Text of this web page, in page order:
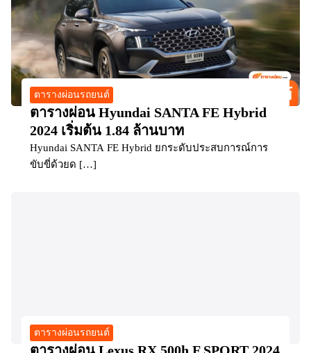
ตารางผ่อนรถยนต์
ตารางผ่อน Hyundai SANTA FE Hybrid
2024 เริ่มต้น 1.84 ล้านบาท
Hyundai SANTA FE Hybrid ยกระดับประสบการณ์การ
ขับขี่ด้วยด […]
ตารางผ่อนรถยนต์